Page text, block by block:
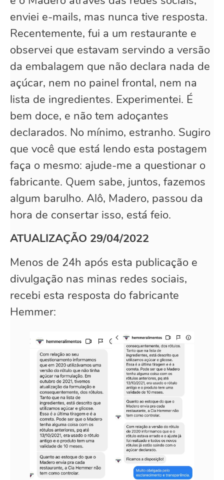
enviei e-mails, mas nunca tive resposta.
Recentemente, fui a um restaurante e
observei que estavam servindo a versão
da embalagem que não declara nada de
açúcar, nem no painel frontal, nem na
lista de ingredientes. Experimentei. É
bem doce, e não tem adoçantes
declarados. No mínimo, estranho. Sugiro
que você que está lendo esta postagem
faça o mesmo: ajude-me a questionar o
fabricante. Quem sabe, juntos, fazemos
algum barulho. Alô, Madero, passou da
hora de consertar isso, está feio.
ATUALIZAÇÃO 29/04/2022
Menos de 24h após esta publicação e
divulgação nas minas redes sociais,
recebi esta resposta do fabricante
Hemmer: